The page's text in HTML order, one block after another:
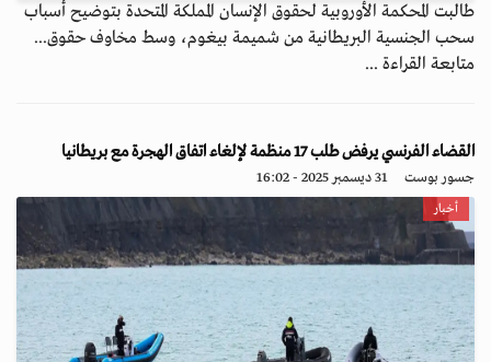
طالبت المحكمة الأوروبية لحقوق الإنسان المملكة المتحدة بتوضيح أسباب
سحب الجنسية البريطانية من شميمة بيغوم، وسط مخاوف حقوق...
متابعة القراءة ...
القضاء الفرنسي يرفض طلب 17 منظمة لإلغاء اتفاق الهجرة مع بريطانيا
جسور بوست 31 ديسمبر 2025 - 16:02
أخبار